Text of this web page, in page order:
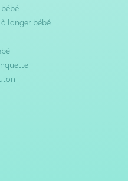
langer bébé